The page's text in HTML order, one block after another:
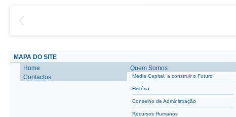
MAPA DO SITE
Home
Contactos
Quem Somos
Media Capital, a construir o Futuro
História
Conselho de Administração
Recursos Humanos